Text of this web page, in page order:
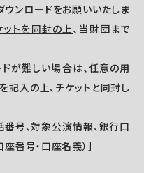
ンロードをお願いいたしま
トを同封の上、当財団まで
が難しい場合は、任意の用
入の上、チケットと同封し
番号、対象公演情報、銀行口
番号・口座名義）］